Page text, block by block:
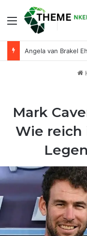
Menu
Mark
Wie reich